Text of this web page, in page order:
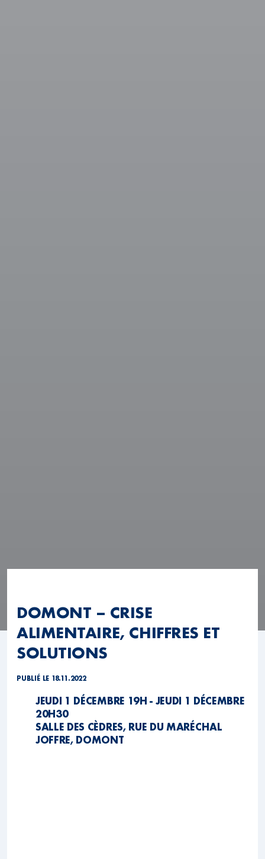
DOMONT – CRISE
ALIMENTAIRE, CHIFFRES ET
SOLUTIONS
PUBLIÉ LE 18.11.2022
JEUDI 1 DÉCEMBRE 19H - JEUDI 1 DÉCEMBRE
20H30
SALLE DES CÈDRES, RUE DU MARÉCHAL
JOFFRE, DOMONT